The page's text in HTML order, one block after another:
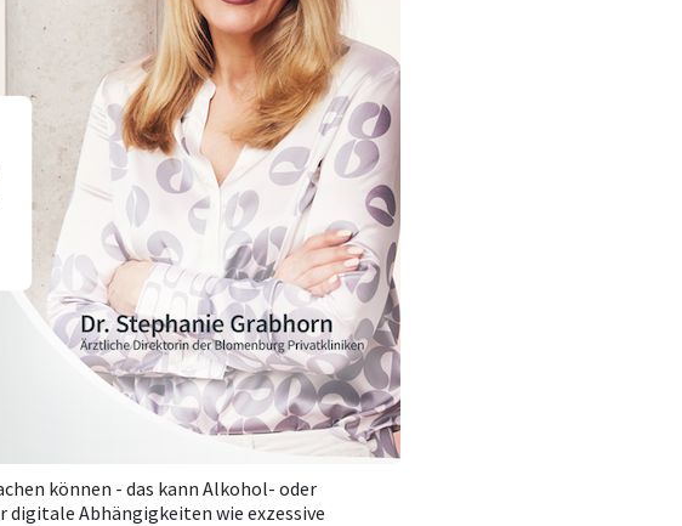
können - das kann Alkohol- oder
digitale Abhängigkeiten wie exzessive